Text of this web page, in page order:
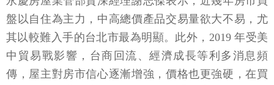
盤以自住為主力，中高總價產品交易量欲大不易，尤
其以較難入手的台北市最為明顯。此外，2019 年受美
中貿易戰影響，台商回流、經濟成長等利多消息頻
傳，屋主對房市信心逐漸增強，價格也更強硬，在買